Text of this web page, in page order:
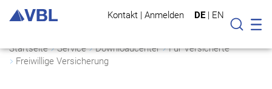
Kontakt | Anmelden DE | EN
Suche
Startseite Service Downloadcenter
Für Versicherte
Freiwillige Versicherung